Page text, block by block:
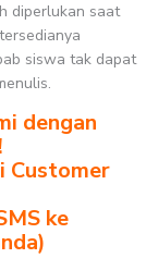
diperlukan saat
siswa tak dapat
dengan
Customer
ke